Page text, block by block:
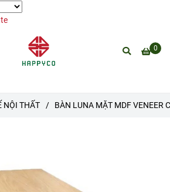
0
NỘI THẤT / BÀN LUNA MẶT MDF VENEER